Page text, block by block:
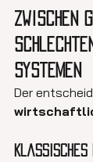
zwischen
Systemen
Der
Klassisches